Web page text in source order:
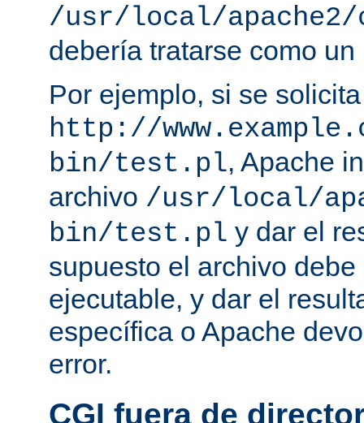
/usr/local/
debería tratarse como
Por ejemplo, si se
http://
bin/test.pl, Apache
archivo /usr/local/
bin/test.pl y dar el
supuesto el archivo
ejecutable, y dar el
específica o Apache
error.
CGI fuera de